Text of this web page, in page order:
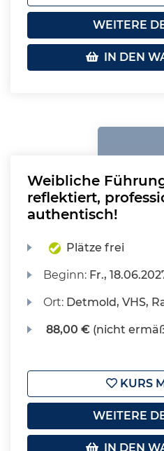
WEITERE
IN DEN
Weibliche
reflektiert,
authentisch!
Plätze frei
Beginn: Fr.,
Ort: Detmold, VHS,
88,00 € (nicht
KURS
WEITERE
IN DEN